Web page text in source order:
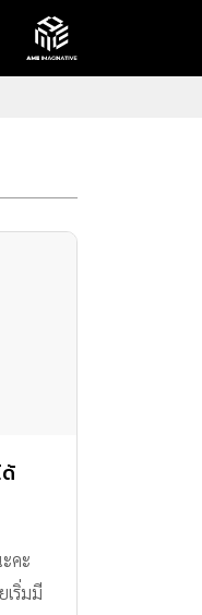
คะ
ริ่มมี